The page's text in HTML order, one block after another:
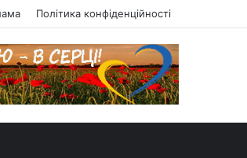
Політика конфіденційності